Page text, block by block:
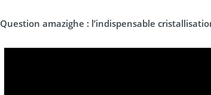
Question amazighe : l’indispensable